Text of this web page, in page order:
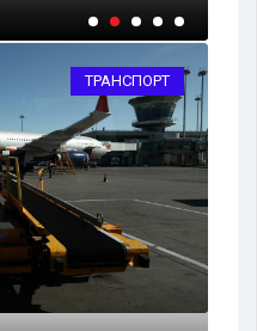
ТРАНСПОРТ